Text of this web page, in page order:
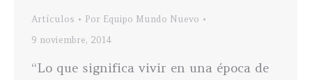
Artículos Por Equipo Mundo Nuevo
9 noviembre, 2014
“Lo que significa vivir en una época de